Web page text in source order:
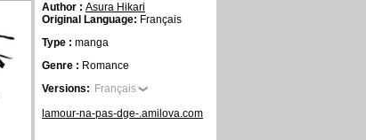
Author : Asura Hikari
Original Language: Français
Type : manga
Genre : Romance
Versions: Français
lamour-na-pas-dge-.amilova.com